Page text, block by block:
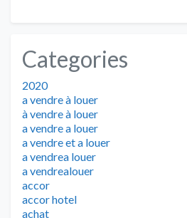
Categories
2020
a vendre à louer
à vendre à louer
a vendre a louer
a vendre et a louer
a vendrea louer
a vendrealouer
accor
accor hotel
achat